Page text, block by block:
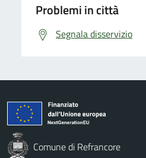
Problemi in città
Segnala disservizio
Comune di Refrancore